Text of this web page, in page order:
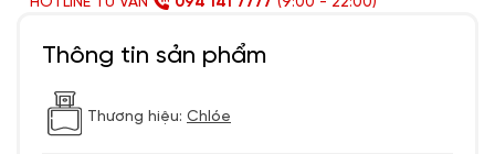
Thông tin sản phẩm
Thương hiệu: Chlóe